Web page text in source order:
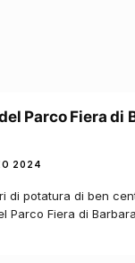
Parco Fiera di
2024
di potatura di ben
Parco Fiera di